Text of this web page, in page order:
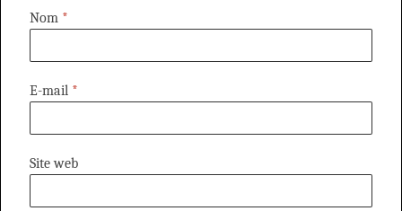
Nom *
E-mail *
Site web